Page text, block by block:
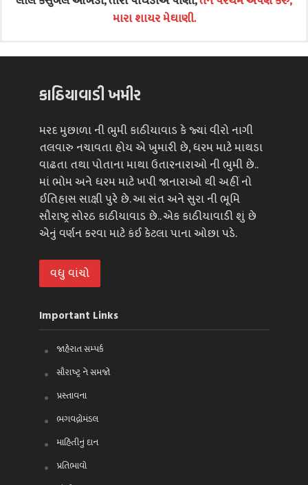
મારા શાયર મેઘાણી.
કાઠિયાવાડી ખમીર
મરદ મુછાળા ની ભુમી કાઠીયાવાડ કે જ્યાં વીરો નાગી
તલવારુ નચાવતા હોય એ ખુમારી છે, ધરમ માટે માથડા
વાઢતા તથા પોતાના માથા ઉતારનારાઓ ની ભુમી છે..
માં ભોમ અને ધરમ માટે ખપી જાનારાઓ થી અહીં નો
ઈતિહાસ સાક્ષી પુરે છે. આ સંત અને સુરા ની ભૂમિ
સૌરાષ્ટ્ર સોરઠ કાઠીયાવાડ છે.. એક કાઠીયાવાડી શું છે
એનું વર્ણન કરવા માટે કંઈ કેટલા પાના ઓછા પડે.
વધુ વાંચો
Important Links
જાહેરાત સમ્પર્ક
સૌરાષ્ટ્ર ને સમજો
પ્રસ્તાવના
ભગવદ્ગોમંડલ
માહિતીનું દાન
પ્રતિભાવો